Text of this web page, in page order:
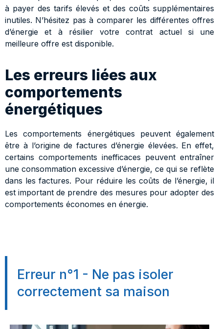
à payer des tarifs élevés et des coûts supplémentaires
inutiles. N’hésitez pas à comparer les différentes offres
d’énergie et à résilier votre contrat actuel si une
meilleure offre est disponible.
Les erreurs liées aux
comportements
énergétiques
Les comportements énergétiques peuvent également
être à l’origine de factures d’énergie élevées. En effet,
certains comportements inefficaces peuvent entraîner
une consommation excessive d’énergie, ce qui se reflète
dans les factures. Pour réduire les coûts de l’énergie, il
est important de prendre des mesures pour adopter des
comportements économes en énergie.
Erreur n°1 - Ne pas isoler
correctement sa maison